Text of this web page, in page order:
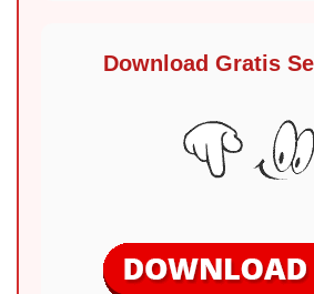
Download Gratis